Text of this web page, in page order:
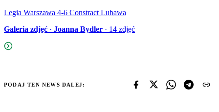
Legia Warszawa 4-6 Constract Lubawa
Galeria zdjęć · Joanna Bydler · 14 zdjęć
PODAJ TEN NEWS DALEJ: